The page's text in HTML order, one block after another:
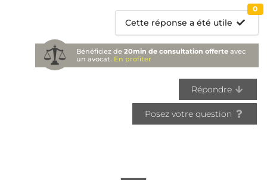
Cette réponse a été utile
0
Bénéficiez de20min de consultation offerte avec
un avocat. En profiter
Répondre
Posez votre question